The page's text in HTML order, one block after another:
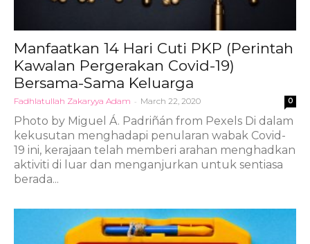
Manfaatkan 14 Hari Cuti PKP (Perintah
Kawalan Pergerakan Covid-19)
Bersama-Sama Keluarga
Fadhlatullah Zakaryya Adam - March 22, 2020 0
Photo by Miguel Á. Padriñán from Pexels Di dalam
kekusutan menghadapi penularan wabak Covid-
19 ini, kerajaan telah memberi arahan menghadkan
aktiviti di luar dan menganjurkan untuk sentiasa
berada...